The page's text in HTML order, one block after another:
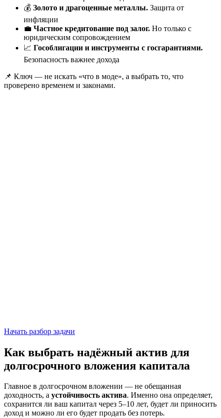
💰 Золото и драгоценные металлы. Защита от
инфляции
💼 Частное кредитование под залог. Но только с
юридическим сопровождением
📈 Гособлигации и инструменты с госгарантиями.
Безопасность важнее дохода
📌 Ключ — не искать «что в моде», а выбрать то, что
проверено временем и законами.
Начать разбор задачи
Как выбрать надёжный актив для
долгосрочного вложения капитала
Главное в долгосрочном вложении — не обещанная
доходность, а устойчивость актива. Именно она определяет,
сохранится ли ваш капитал через 5–10 лет, будет ли приносить
доход и можно ли его будет продать без потерь.